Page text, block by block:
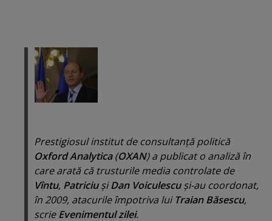
Prestigiosul institut de consultanţă politică
Oxford Analytica(OXAN) a publicat o analiză în
care arată că trusturile media controlate de
Vîntu, PatriciuşiDan Voiculescuşi-au coordonat,
în 2009, atacurile împotriva lui Traian Băsescu,
scrieEvenimentul zilei.